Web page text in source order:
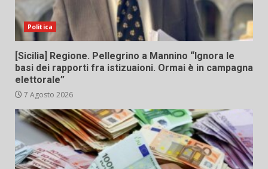
Politica
[Sicilia] Regione. Pellegrino a Mannino “Ignora le
basi dei rapporti fra istizuaioni. Ormai è in campagna
elettorale”
7 Agosto 2026